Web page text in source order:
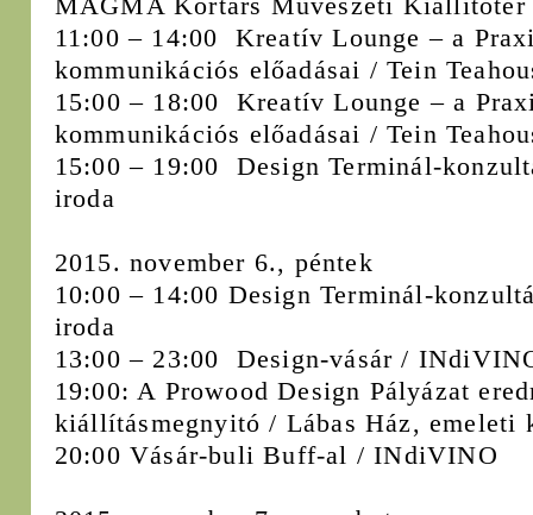
MAGMA Kortárs Művészeti Kiállítótér
11:00 – 14:00 Kreatív Lounge – a
kommunikációs előadásai / Tein
15:00 – 18:00 Kreatív Lounge – a
kommunikációs előadásai / Tein
15:00 – 19:00 Design Terminál-
iroda
2015. november 6., péntek
10:00 – 14:00 Design Terminál-
iroda
13:00 – 23:00 Design-vásár /
19:00: A Prowood Design Pályázat
kiállításmegnyitó / Lábas Ház, emeleti
20:00 Vásár-buli Buff-al / INdiVINO